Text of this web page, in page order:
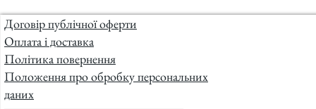
Договір публічної оферти
Оплата і доставка
Політика повернення
Положення про обробку персональних
даних